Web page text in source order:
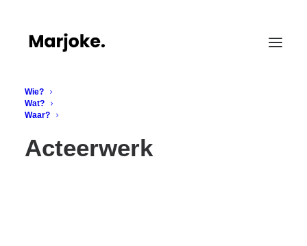
Wie?
Wat?
Waar?
Acteerwerk